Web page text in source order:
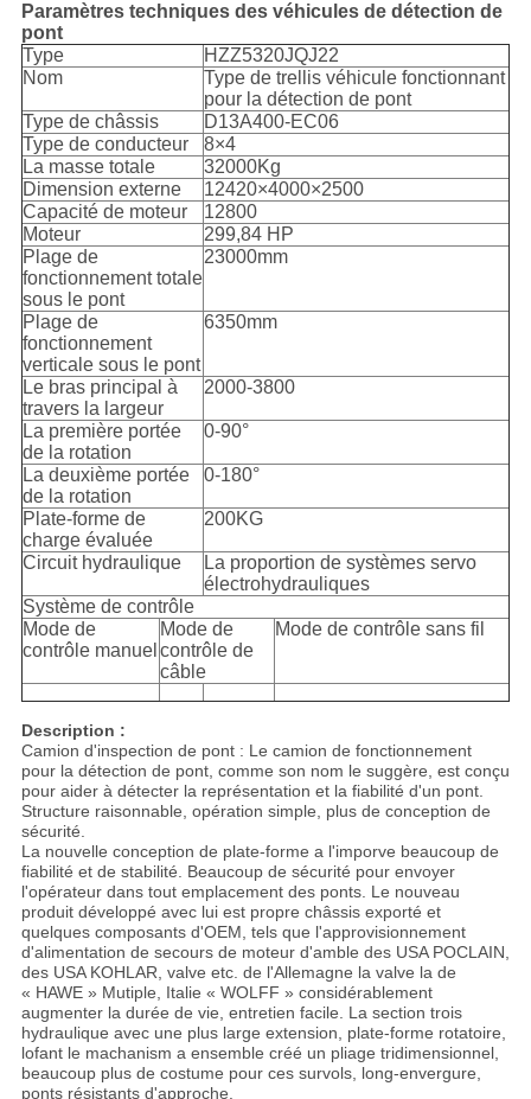
Paramètres techniques des véhicules de détection de
pont
Type
HZZ5320JQJ22
Nom
Type de trellis véhicule fonctionnant
pour la détection de pont
Type de châssis
D13A400-EC06
Type de conducteur
8×4
La masse totale
32000Kg
Dimension externe
12420×4000×2500
Capacité de moteur
12800
Moteur
299,84 HP
Plage de
fonctionnement totale
sous le pont
23000mm
Plage de
fonctionnement
verticale sous le pont
6350mm
Le bras principal à
travers la largeur
2000-3800
La première portée
de la rotation
0-90°
La deuxième portée
de la rotation
0-180°
Plate-forme de
charge évaluée
200KG
Circuit hydraulique
La proportion de systèmes servo
électrohydrauliques
Système de contrôle
Mode de
contrôle manuel
Mode de
contrôle de
câble
Mode de contrôle sans fil
Description :
Camion d'inspection de pont : Le camion de fonctionnement
pour la détection de pont, comme son nom le suggère, est conçu
pour aider à détecter la représentation et la fiabilité d'un pont.
Structure raisonnable, opération simple, plus de conception de
sécurité.
La nouvelle conception de plate-forme a l'imporve beaucoup de
fiabilité et de stabilité. Beaucoup de sécurité pour envoyer
l'opérateur dans tout emplacement des ponts. Le nouveau
produit développé avec lui est propre châssis exporté et
quelques composants d'OEM, tels que l'approvisionnement
d'alimentation de secours de moteur d'amble des USA POCLAIN,
des USA KOHLAR, valve etc. de l'Allemagne la valve la de
« HAWE » Mutiple, Italie « WOLFF » considérablement
augmenter la durée de vie, entretien facile. La section trois
hydraulique avec une plus large extension, plate-forme rotatoire,
lofant le machanism a ensemble créé un pliage tridimensionnel,
beaucoup plus de costume pour ces survols, long-envergure,
ponts résistants d'approche.